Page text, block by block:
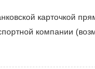
карточкой
компании